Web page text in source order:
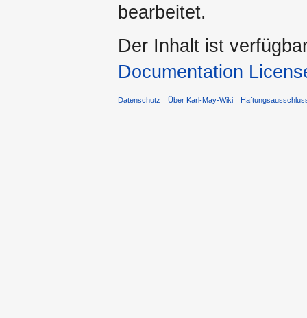
bearbeitet.
Der Inhalt ist
Documentation
Datenschutz Über Karl-May-Wiki